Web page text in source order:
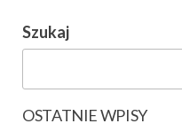
Szukaj
OSTATNIE WPISY